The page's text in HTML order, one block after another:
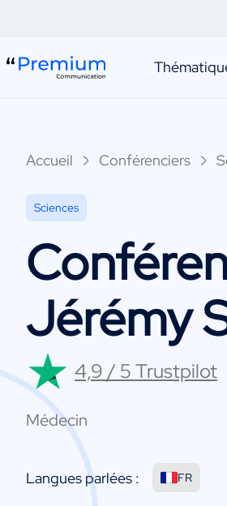
Accueil Conférenciers
Sciences
Jérémy
4,9 / 5 Trustpilot
Médecin
Langues parlées : FR